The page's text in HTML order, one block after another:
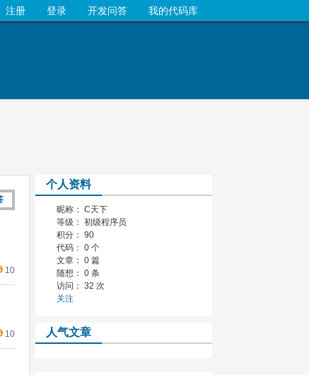
我的代码库
开发问答
登录
注册
10
10
个人资料
昵称： C天下
等级： 初级程序员
积分： 90
代码： 0 个
文章： 0 篇
随想： 0 条
访问： 32 次
关注
人气文章